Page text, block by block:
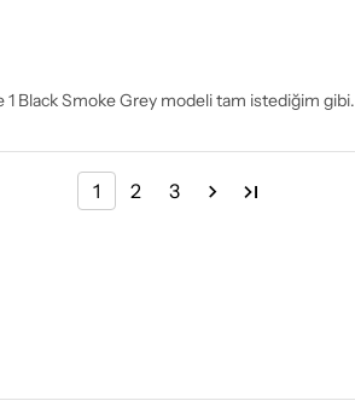
1 Black Smoke Grey modeli tam istediğim gibi.
1 2 3